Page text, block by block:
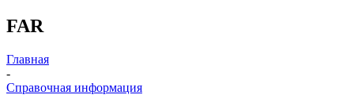
FAR
Главная
-
Справочная информация